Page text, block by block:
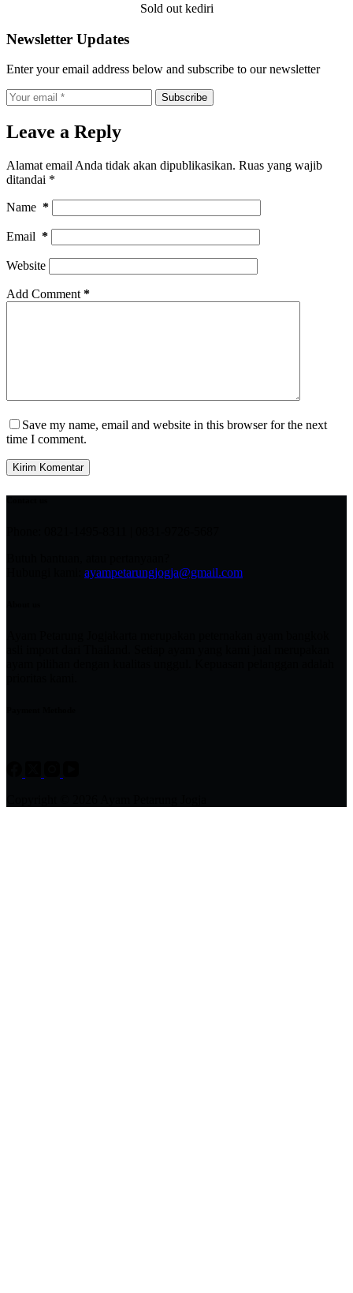
Sold out kediri
Newsletter Updates
Enter your email address below and subscribe to our newsletter
Subscribe
Leave a Reply
Alamat email Anda tidak akan dipublikasikan. Ruas yang wajib
ditandai *
Name *
Email *
Website
Add Comment *
Save my name, email and website in this browser for the next
time I comment.
Kirim Komentar
ayampetarungjogja@gmail.com